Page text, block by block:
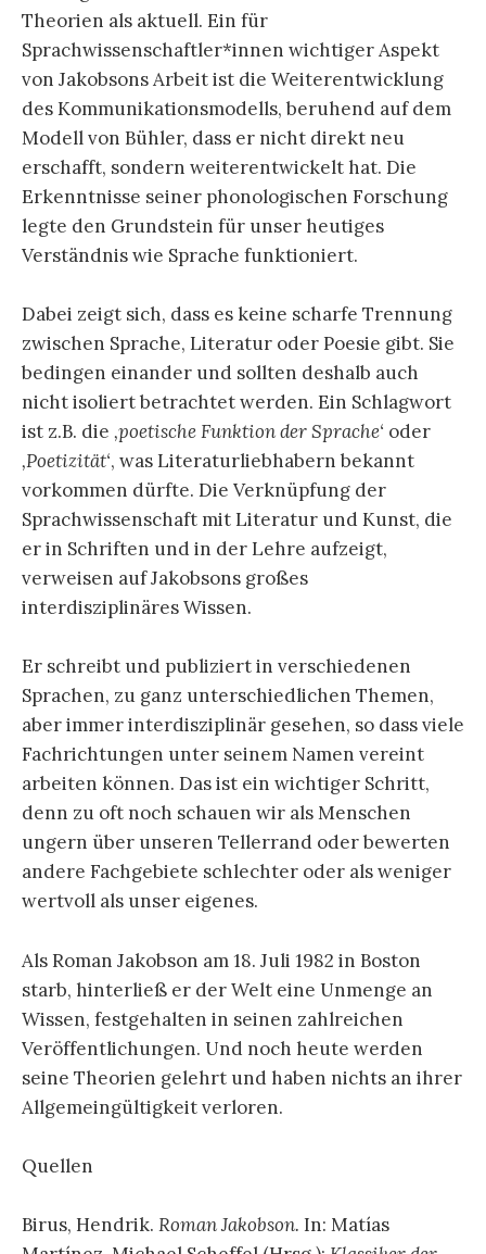
Theorien als aktuell. Ein für
Sprachwissenschaftler*innen wichtiger Aspekt
von Jakobsons Arbeit ist die Weiterentwicklung
des Kommunikationsmodells, beruhend auf dem
Modell von Bühler, dass er nicht direkt neu
erschafft, sondern weiterentwickelt hat. Die
Erkenntnisse seiner phonologischen Forschung
legte den Grundstein für unser heutiges
Verständnis wie Sprache funktioniert.
Dabei zeigt sich, dass es keine scharfe Trennung
zwischen Sprache, Literatur oder Poesie gibt. Sie
bedingen einander und sollten deshalb auch
nicht isoliert betrachtet werden. Ein Schlagwort
ist z.B. die ‚poetische Funktion der Sprache‘ oder
‚Poetizität‘, was Literaturliebhabern bekannt
vorkommen dürfte. Die Verknüpfung der
Sprachwissenschaft mit Literatur und Kunst, die
er in Schriften und in der Lehre aufzeigt,
verweisen auf Jakobsons großes
interdisziplinäres Wissen.
Er schreibt und publiziert in verschiedenen
Sprachen, zu ganz unterschiedlichen Themen,
aber immer interdisziplinär gesehen, so dass viele
Fachrichtungen unter seinem Namen vereint
arbeiten können. Das ist ein wichtiger Schritt,
denn zu oft noch schauen wir als Menschen
ungern über unseren Tellerrand oder bewerten
andere Fachgebiete schlechter oder als weniger
wertvoll als unser eigenes.
Als Roman Jakobson am 18. Juli 1982 in Boston
starb, hinterließ er der Welt eine Unmenge an
Wissen, festgehalten in seinen zahlreichen
Veröffentlichungen. Und noch heute werden
seine Theorien gelehrt und haben nichts an ihrer
Allgemeingültigkeit verloren.
Quellen
Birus, Hendrik. Roman Jakobson. In: Matías